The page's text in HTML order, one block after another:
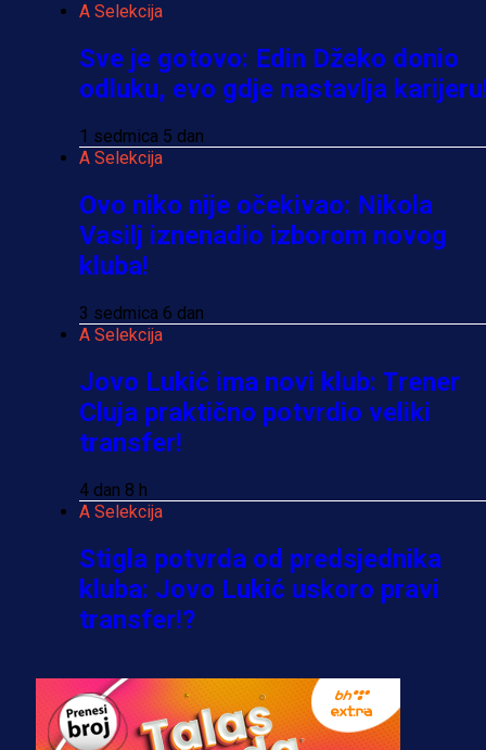
A Selekcija
Sve je gotovo: Edin Džeko donio
odluku, evo gdje nastavlja
1 sedmica 5 dan
A Selekcija
Ovo niko nije očekivao: Nikola
Vasilj iznenadio izborom novog
kluba!
3 sedmica 6 dan
A Selekcija
Jovo Lukić ima novi klub: Trener
Cluja praktično potvrdio veliki
transfer!
4 dan 8 h
A Selekcija
Stigla potvrda od predsjednika
kluba: Jovo Lukić uskoro pravi
transfer!?
A Selekcija
Zmajevi dobili veliko pojačanje: